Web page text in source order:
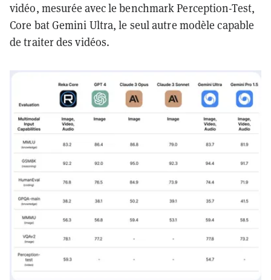
vidéo, mesurée avec le benchmark Perception-Test,
Core bat Gemini Ultra, le seul autre modèle capable
de traiter des vidéos.